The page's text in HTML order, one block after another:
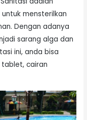
mensterilkan
Dengan adanya
sarang alga dan
ini, anda bisa
cairan